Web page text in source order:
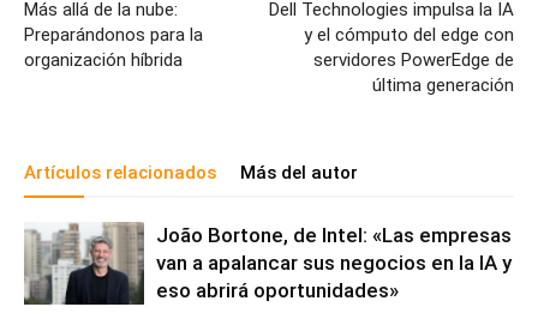
Más allá de la nube:
Preparándonos para la
organización híbrida
Dell Technologies impulsa la IA
y el cómputo del edge con
servidores PowerEdge de
última generación
Artículos relacionados Más del autor
João Bortone, de Intel: «Las empresas
van a apalancar sus negocios en la IA y
eso abrirá oportunidades»